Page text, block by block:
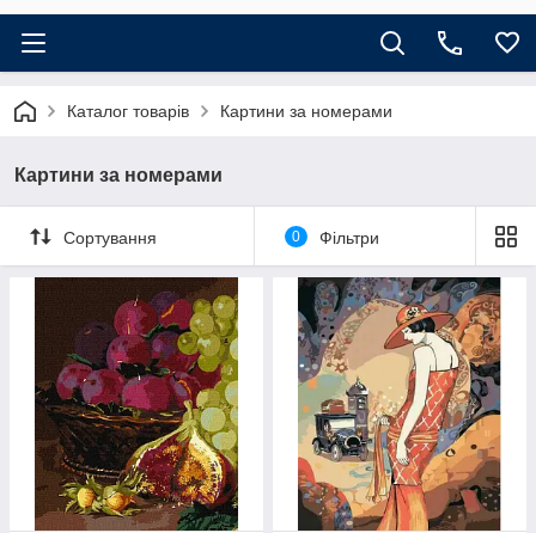
Каталог товарів Картини за номерами
Картини за номерами
Сортування 0 Фільтри